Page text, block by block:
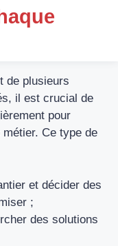
de plusieurs
il est crucial de
pour
Ce type de
et décider des
;
des solutions